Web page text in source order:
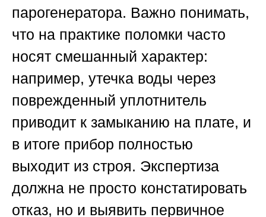
парогенератора. Важно понимать,
что на практике поломки часто
носят смешанный характер:
например, утечка воды через
поврежденный уплотнитель
приводит к замыканию на плате, и
в итоге прибор полностью
выходит из строя. Экспертиза
должна не просто констатировать
отказ, но и выявить первичное